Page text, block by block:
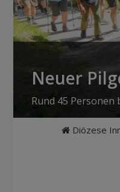
Neuer
Rund 45
Diözese